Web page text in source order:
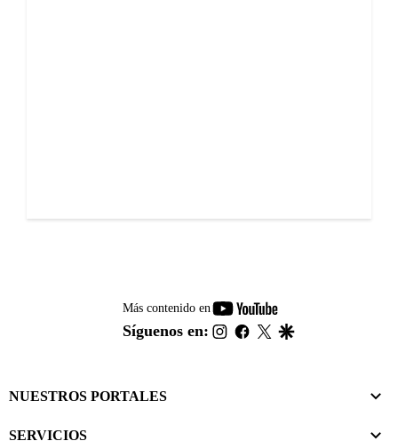
Más contenido en
youtube-
footer
Síguenos en: instagram
facebook
twitter
NUESTROS PORTALES
SERVICIOS